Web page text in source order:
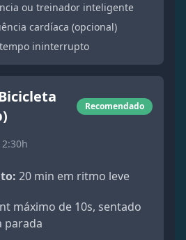
ou treinador inteligente
cardíaca (opcional)
ininterrupto
Recomendado
20 min em ritmo leve
máximo de 10s, sentado
parada